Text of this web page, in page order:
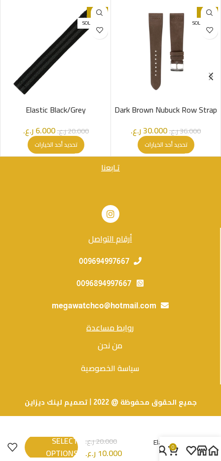
-17%
SOLD OUT
Dark Brown Nubuck Row Strap
36.000ر.ع.30.000ر.ع.
تحديد أحد الخيارات
-70%
SOLD OUT
Elastic Black/Grey
20.000ر.ع.6.000ر.ع.
تحديد أحد الخيارات
تـابعنا
أرقام التواصل
009694997667
0096894997667
megawatchco@hotmail.com
روابط مساعدة
من نحن
سياسة الخصوصية
جميع الحقوق محفوظة @ 2022 | تصميم لينك ديزاين
Elastic Loop
Pink
20.000ر.ع.
10.000 ر.ع.
SELECT
OPTIONS
0